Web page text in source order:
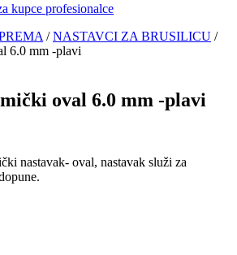
kupce profesionalce
/ NASTAVCI ZA BRUSILICU /
6.0 mm -plavi
oval 6.0 mm -plavi
nastavak- oval, nastavak služi za